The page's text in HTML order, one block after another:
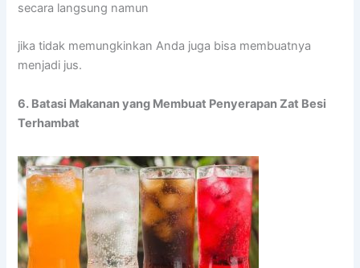
secara langsung namun
jika tidak memungkinkan Anda juga bisa membuatnya
menjadi jus.
6. Batasi Makanan yang Membuat Penyerapan Zat Besi
Terhambat